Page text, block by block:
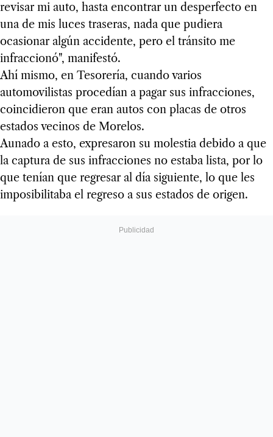
revisar mi auto, hasta encontrar un desperfecto en
una de mis luces traseras, nada que pudiera
ocasionar algún accidente, pero el tránsito me
infraccionó", manifestó.
Ahí mismo, en Tesorería, cuando varios
automovilistas procedían a pagar sus infracciones,
coincidieron que eran autos con placas de otros
estados vecinos de Morelos.
Aunado a esto, expresaron su molestia debido a que
la captura de sus infracciones no estaba lista, por lo
que tenían que regresar al día siguiente, lo que les
imposibilitaba el regreso a sus estados de origen.